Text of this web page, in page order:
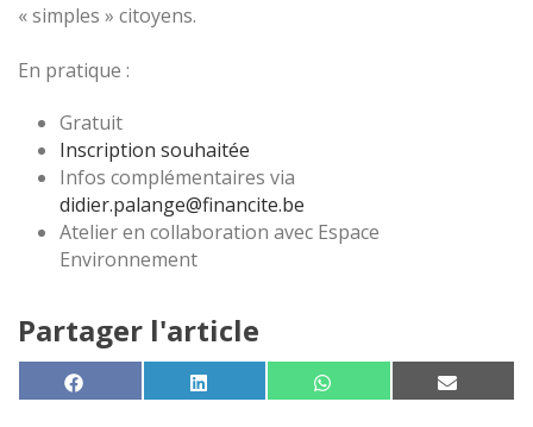
« simples » citoyens.
En pratique :
Gratuit
Inscription souhaitée
Infos complémentaires via
didier.palange@financite.be
Atelier en collaboration avec Espace
Environnement
Partager l'article